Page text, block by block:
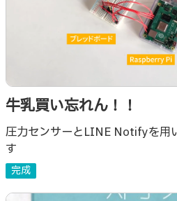
牛乳買い忘れん！！
圧力センサーとLINE Notifyを用
す
完成